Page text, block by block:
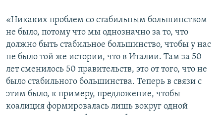
«Никаких проблем со стабильным большинством
не было, потому что мы однозначно за то, что
должно быть стабильное большинство, чтобы у нас
не было той же истории, что в Италии. Там за 50
лет сменилось 50 правительств, это от того, что не
было стабильного большинства. Теперь в связи с
этим было, к примеру, предложение, чтобы
коалиция формировалась лишь вокруг одной